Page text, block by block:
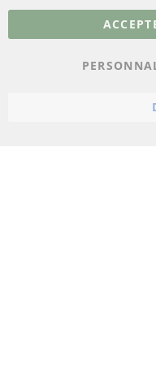
Plus de liens
Conditions générales